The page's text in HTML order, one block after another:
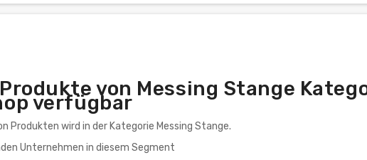
von Messing Stange
verfügbar
Produkten wird in der Kategorie Messing Stange.
Unternehmen in diesem Segment